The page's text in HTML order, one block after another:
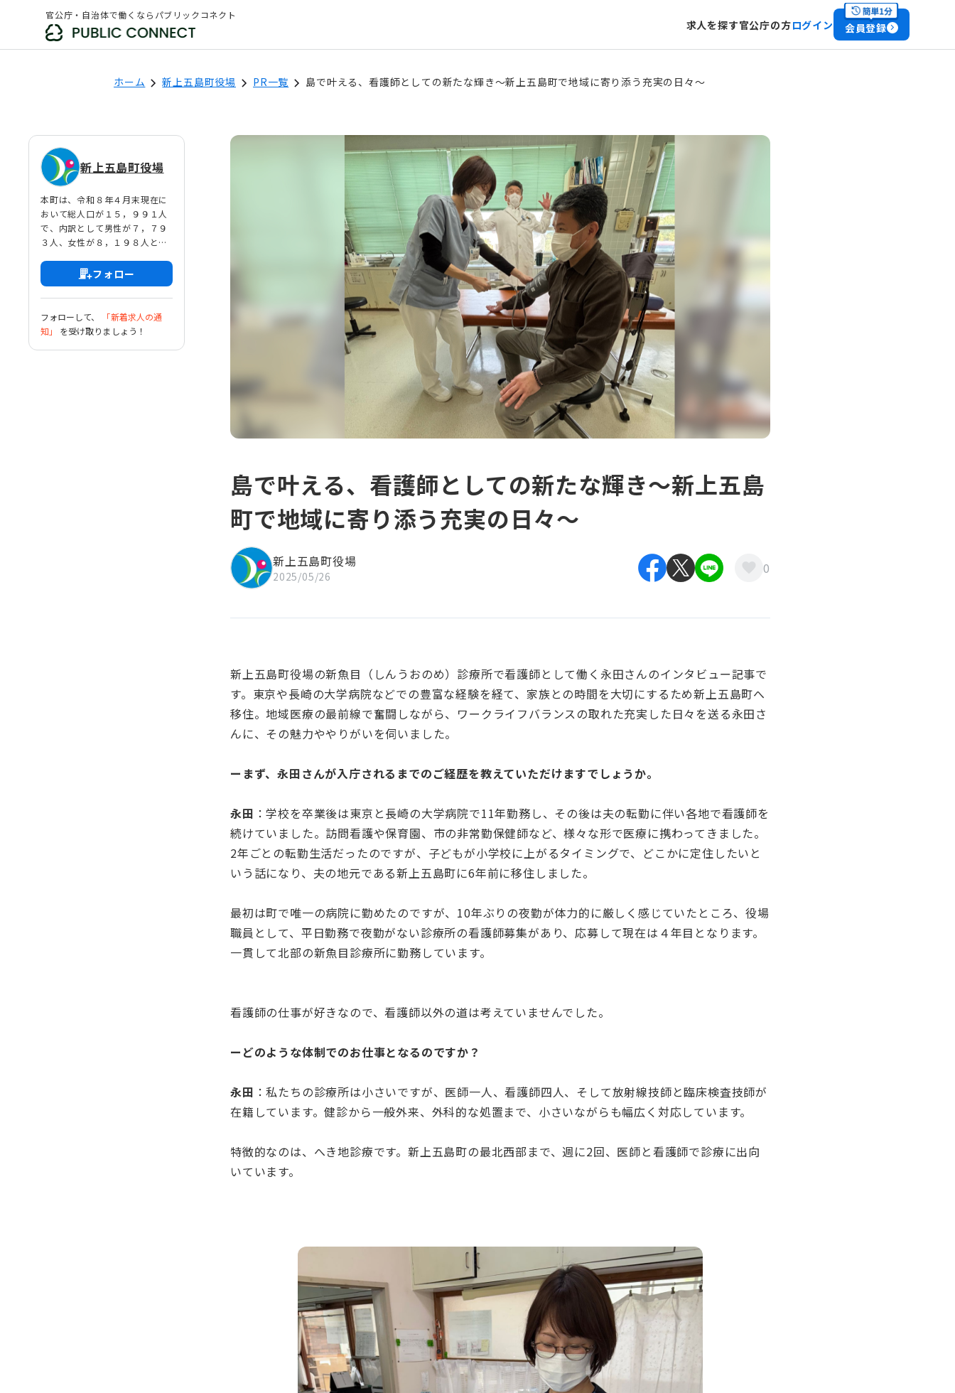
官公庁・自治体で働くならパブリックコネクト
求人を探す官公庁の方ログイン 会員登録
ホーム 新上五島町役場 PR一覧 島で叶える、看護師としての新たな輝き～新上五島町で地域に寄り添う充実の日々～
新上五島町役場
本町は、令和８年４月末現在に
おいて総人口が１５，９９１人
で、内訳として男性が７，７９
３人、女性が８，１９８人とな
は９，１４３世帯です。
年々、町内の人口が減少して現
状ではありますが、「海あり
山あり 笑顔あり 魅惑のし
ま 上五島」を将来像とし、
フォロー
フォローして、
「新着求人の通
知」
を受け取りましょう！
島で叶える、看護師としての新たな輝き～新上五島
町で地域に寄り添う充実の日々～
新上五島町役場
2025/05/26 0
新上五島町役場の新魚目（しんうおのめ）診療所で看護師として働く永田さんのインタビュー記事で
す。東京や長崎の大学病院などでの豊富な経験を経て、家族との時間を大切にするため新上五島町へ
移住。地域医療の最前線で奮闘しながら、ワークライフバランスの取れた充実した日々を送る永田さ
んに、その魅力ややりがいを伺いました。
ーまず、永田さんが入庁されるまでのご経歴を教えていただけますでしょうか。
永田 ：学校を卒業後は東京と長崎の大学病院で11年勤務し、その後は夫の転勤に伴い各地で看護師を
続けていました。訪問看護や保育園、市の非常勤保健師など、様々な形で医療に携わってきました。
2年ごとの転勤生活だったのですが、子どもが小学校に上がるタイミングで、どこかに定住したいと
いう話になり、夫の地元である新上五島町に6年前に移住しました。
最初は町で唯一の病院に勤めたのですが、10年ぶりの夜勤が体力的に厳しく感じていたところ、役場
職員として、平日勤務で夜勤がない診療所の看護師募集があり、応募して現在は４年目となります。
一貫して北部の新魚目診療所に勤務しています。
看護師の仕事が好きなので、看護師以外の道は考えていませんでした。
ーどのような体制でのお仕事となるのですか？
永田 ：私たちの診療所は小さいですが、医師一人、看護師四人、そして放射線技師と臨床検査技師が
在籍しています。健診から一般外来、外科的な処置まで、小さいながらも幅広く対応しています。
特徴的なのは、へき地診療です。新上五島町の最北西部まで、週に2回、医師と看護師で診療に出向
いています。